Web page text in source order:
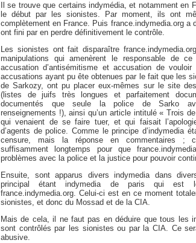
Il se trouve que certains indymédia, et notamment en
le début par les sionistes. Par moment, ils ont
complètement en France. Puis france.indymedia.org a
ont fini par en perdre définitivement le contrôle.
Les sionistes ont fait disparaître
manipulations qui amenèrent le responsable de
accusation d’antisémitisme et accusation de
accusations ayant pu ête obtenues par le fait que les
de Sarkozy, ont pu placer eux-mêmes sur le site
(listes de juifs très longues et parfaitement
documentés que seule la police de Sarko
renseignements !), ainsi qu’un article intitulé « Trois
qui venaient de se faire tuer, et qui faisait
d’agents de police. Comme le principe d’indymedia
censure, mais la réponse en commentaires ;
suffisamment longtemps pour que
problèmes avec la police et la justice pour pouvoir
Ensuite, sont apparus divers indymedia dans
principal étant indymedia de paris qui est
france.indymedia.org. Celui-ci est en ce moment
sionistes, et donc du Mossad et de la CIA.
Mais de cela, il ne faut pas en déduire que tous les
sont contrôlés par les sionistes ou par la CIA. Ce
abusive.